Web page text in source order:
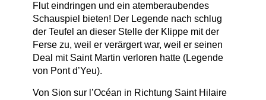
Flut eindringen und ein atemberaubendes
Schauspiel bieten! Der Legende nach schlug
der Teufel an dieser Stelle der Klippe mit der
Ferse zu, weil er verärgert war, weil er seinen
Deal mit Saint Martin verloren hatte (Legende
von Pont d’Yeu).
Von Sion sur l’Océan in Richtung Saint Hilaire